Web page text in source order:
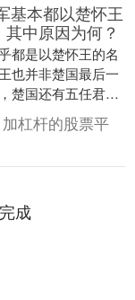
基本都以楚怀王
中原因为何？
都是以楚怀王的名
也并非楚国最后一
楚国还有五任君
儡熊心，确实是楚
加杠杆的股票平
成